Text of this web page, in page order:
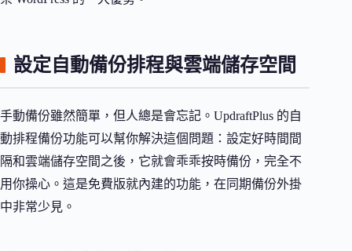
設定自動備份排程與雲端儲存空間
手動備份雖然簡單，但人總是會忘記。UpdraftPlus 的自
動排程備份功能可以幫你解決這個問題：設定好時間間
隔和雲端儲存空間之後，它就會乖乖按時備份，完全不
用你操心。這是免費版就內建的功能，在同期備份外掛
中非常少見。